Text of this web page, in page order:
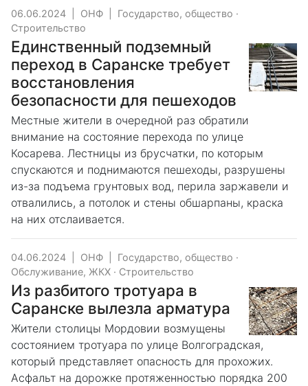
06.06.2024 ОНФ Государство, общество ·
Строительство
Единственный подземный
переход в Саранске требует
восстановления
безопасности для пешеходов
Местные жители в очередной раз обратили
внимание на состояние перехода по улице
Косарева. Лестницы из брусчатки, по которым
спускаются и поднимаются пешеходы, разрушены
из-за подъема грунтовых вод, перила заржавели и
отвалились, а потолок и стены обшарпаны, краска
на них отслаивается.
04.06.2024 ОНФ Государство, общество ·
Обслуживание, ЖКХ · Строительство
Из разбитого тротуара в
Саранске вылезла арматура
Жители столицы Мордовии возмущены
состоянием тротуара по улице Волгоградская,
который представляет опасность для прохожих.
Асфальт на дорожке протяженностью порядка 200